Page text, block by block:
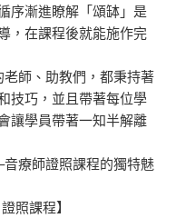
序漸進瞭解「頌缽」是
，在課程後就能施作完
師、助教們，都秉持著
技巧，並且帶著每位學
讓學員帶著一知半解離
療師證照課程的獨特魅
照課程】